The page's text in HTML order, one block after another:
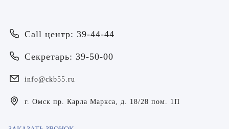
Call центр: 39-44-44
Секретарь: 39-50-00
info@ckb55.ru
г. Омск пр. Карла Маркса, д. 18/28 пом. 1П